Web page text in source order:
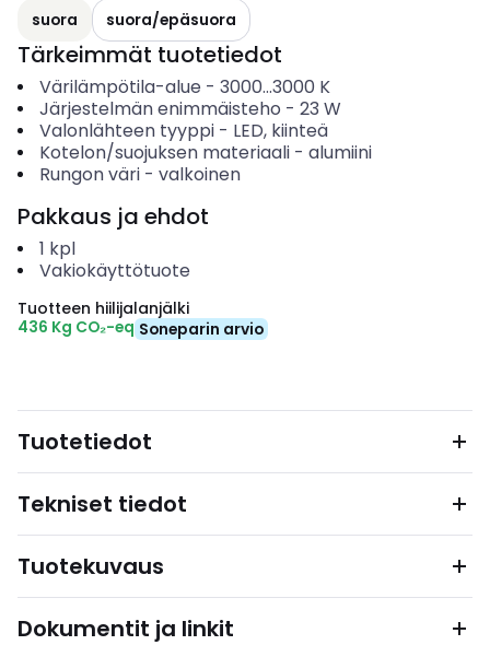
suora suora/epäsuora
Tärkeimmät tuotetiedot
Värilämpötila-alue - 3000...3000 K
Järjestelmän enimmäisteho - 23 W
Valonlähteen tyyppi- LED, kiinteä
Kotelon/suojuksen materiaali- alumiini
Rungon väri- valkoinen
Pakkaus ja ehdot
1 kpl
Vakiokäyttötuote
Tuotteen hiilijalanjälki
436 Kg CO₂-eq Soneparin arvio
Tuotetiedot
Tekniset tiedot
Tuotekuvaus
Dokumentit ja linkit